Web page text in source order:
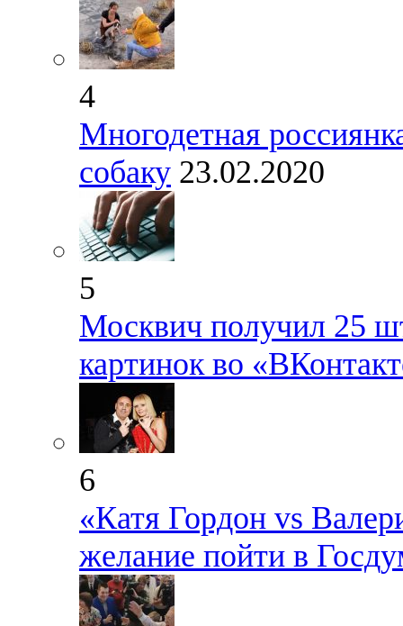
4
Многодетная
собаку 23.02.2020
5
Москвич получил 25
картинок во
6
«Катя Гордон vs
желание пойти в